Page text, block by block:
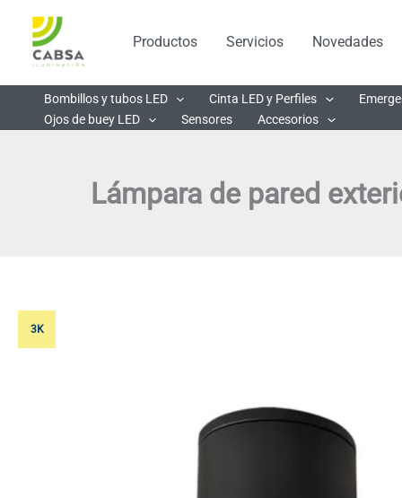
contenido
Productos Servicios Novedades
Bombillos y tubos LED Cinta LED y Perfiles
Ojos de buey LED
Sensores Accesorios
Lámpara de pared
3K